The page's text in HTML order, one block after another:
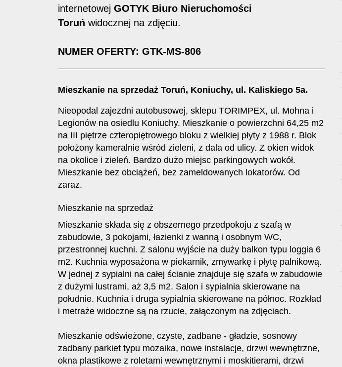
internetowej GOTYK Biuro Nieruchomości
Toruń widocznej na zdjęciu.
NUMER OFERTY: GTK-MS-806
Mieszkanie na sprzedaż Toruń, Koniuchy, ul. Kaliskiego 5a.
Nieopodal zajezdni autobusowej, sklepu TORIMPEX, ul. Mohna i
Legionów na osiedlu Koniuchy. Mieszkanie o powierzchni 64,25 m2
na III piętrze czteropiętrowego bloku z wielkiej płyty z 1988 r. Blok
położony kameralnie wśród zieleni, z dala od ulicy. Z okien widok
na okolice i zieleń. Bardzo dużo miejsc parkingowych wokół.
Mieszkanie bez obciążeń, bez zameldowanych lokatorów. Od
zaraz.
Mieszkanie na sprzedaż
Mieszkanie składa się z obszernego przedpokoju z szafą w
zabudowie, 3 pokojami, łazienki z wanną i osobnym WC,
przestronnej kuchni. Z salonu wyjście na duży balkon typu loggia 6
m2. Kuchnia wyposażona w piekarnik, zmywarkę i płytę palnikową.
W jednej z sypialni na całej ścianie znajduje się szafa w zabudowie
z dużymi lustrami, aż 3,5 m2. Salon i sypialnia skierowane na
południe. Kuchnia i druga sypialnia skierowane na północ. Rozkład
i metraże widoczne są na rzucie, załączonym na zdjęciach.
Mieszkanie odświeżone, czyste, zadbane - gładzie, sosnowy
zadbany parkiet typu mozaika, nowe instalacje, drzwi wewnętrzne,
okna plastikowe z roletami wewnętrznymi i moskitierami, drzwi